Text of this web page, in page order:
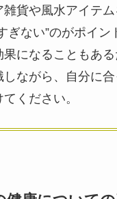
雑貨や風水アイテ
ぎない”のがポイン
果になることもあ
しながら、自分に
ください。